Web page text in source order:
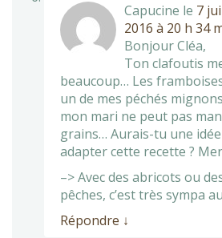
Capucine le 7
2016 à 20 h 34
Bonjour Cléa,
Ton clafoutis
beaucoup… Les
un de mes péchés
mon mari ne peut pas
grains… Aurais-tu une
adapter cette recette ?
–> Avec des abricots ou
pêches, c’est très sympa
Répondre ↓